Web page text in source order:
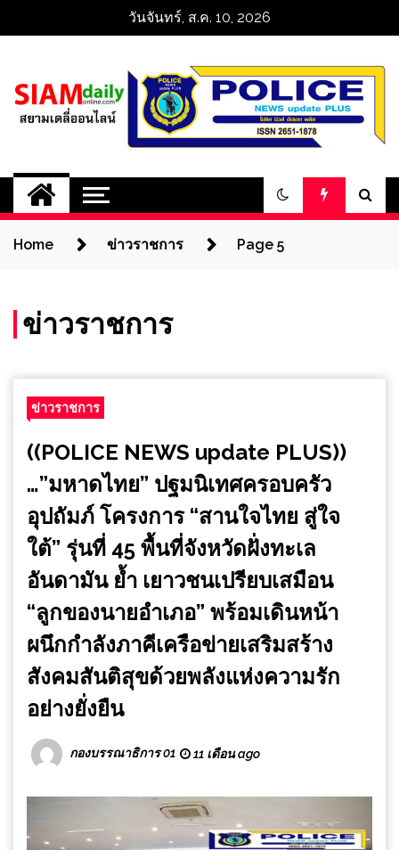
วันจันทร์, ส.ค. 10, 2026
สยามเดลี่ออนไลน์
SiamDailyOnline
Home ข่าวราชการ Page 5
ข่าวราชการ
ข่าวราชการ
((POLICE NEWS update PLUS))
…”มหาดไทย” ปฐมนิเทศครอบครัว
อุปถัมภ์ โครงการ “สานใจไทย สู่ใจ
ใต้” รุ่นที่ 45 พื้นที่จังหวัดฝั่งทะเล
อันดามัน ย้ำ เยาวชนเปรียบเสมือน
“ลูกของนายอำเภอ” พร้อมเดินหน้า
ผนึกกำลังภาคีเครือข่ายเสริมสร้าง
สังคมสันติสุขด้วยพลังแห่งความรัก
อย่างยั่งยืน
กองบรรณาธิการ 01 11 เดือน ago